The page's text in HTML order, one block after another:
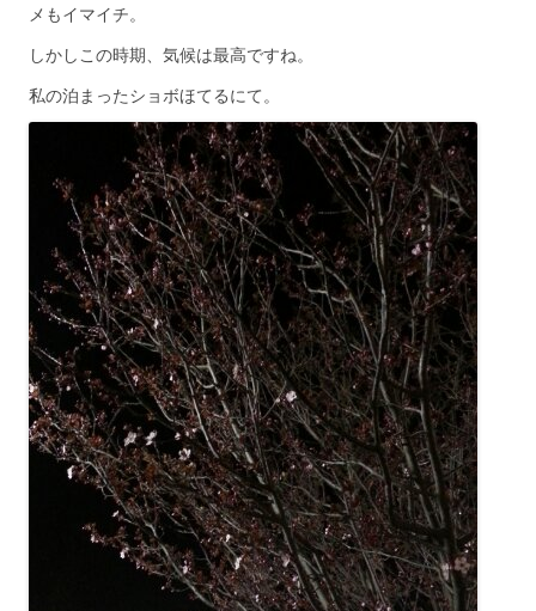
メもイマイチ。
しかしこの時期、気候は最高ですね。
私の泊まったショボほてるにて。